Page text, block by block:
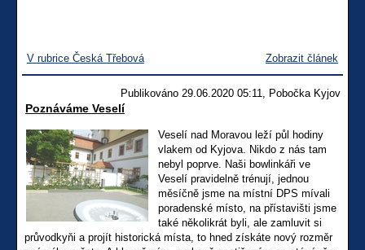
V rubrice Česká Třebová Zobrazit článek
Publikováno 29.06.2020 05:11, Pobočka Kyjov
Poznáváme Veselí
Veselí nad Moravou leží půl hodiny
vlakem od Kyjova. Nikdo z nás tam
nebyl poprve. Naši bowlinkáři ve
Veselí pravidelně trénují, jednou
měsíčně jsme na místní DPS mívali
poradenské místo, na přístavišti jsme
také několikrát byli, ale zamluvit si
průvodkyňi a projít historická místa, to hned získáte nový rozměr